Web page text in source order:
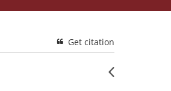
Get citation